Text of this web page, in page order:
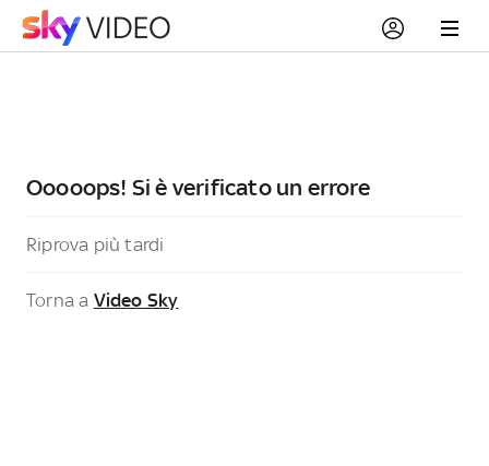
Ooooops! Si è verificato un errore
Riprova più tardi
Torna a Video Sky